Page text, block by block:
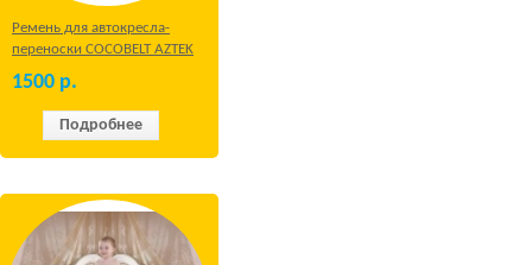
Ремень для автокресла-
переноски COCOBELT AZTEK
1500 р.
Подробнее